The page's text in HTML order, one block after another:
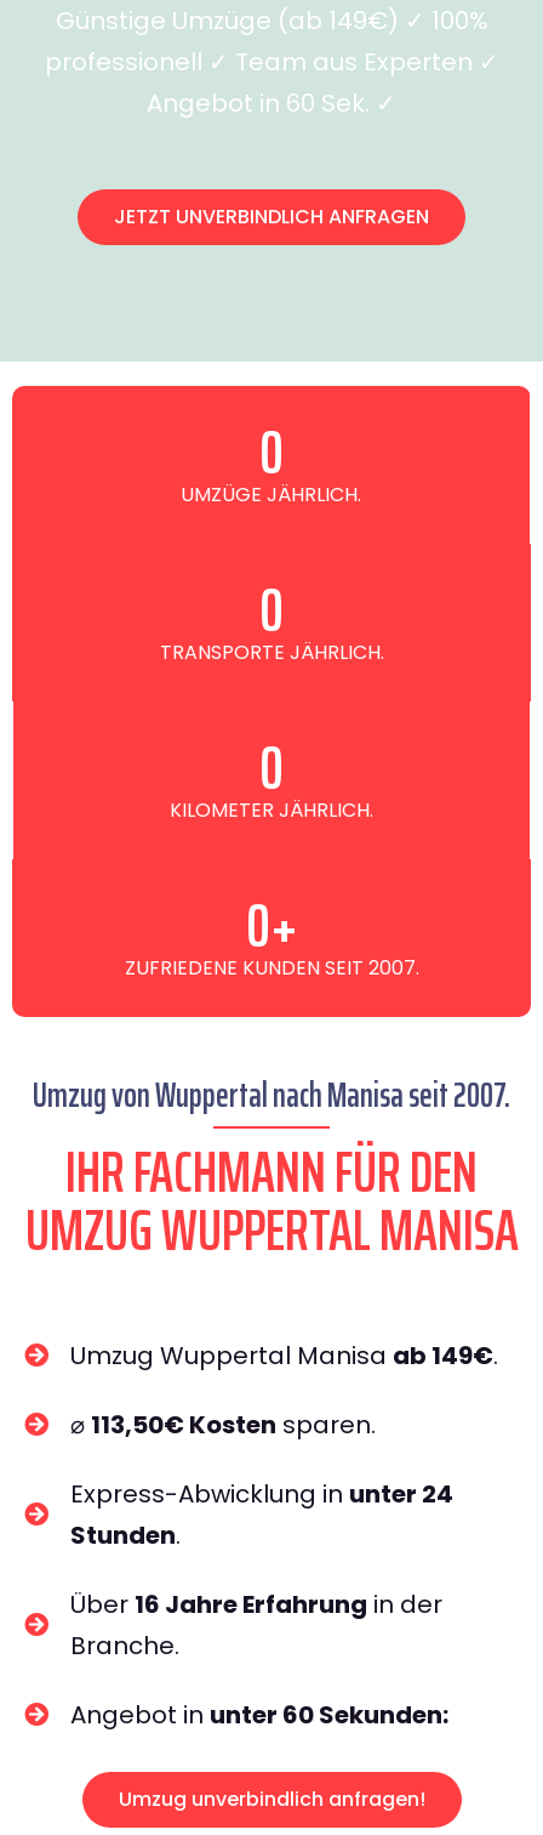
Günstige Umzüge (ab 149€) ✓ 100%
professionell ✓ Team aus Experten ✓
Angebot in 60 Sek. ✓
JETZT UNVERBINDLICH ANFRAGEN
UMZÜGE JÄHRLICH.
0
TRANSPORTE JÄHRLICH.
0
KILOMETER JÄHRLICH.
0
ZUFRIEDENE KUNDEN SEIT 2007.
0+
Umzug von Wuppertal nach Manisa seit 2007.
IHR FACHMANN FÜR DEN
UMZUG WUPPERTAL MANISA
Umzug Wuppertal Manisa ab 149€.
⌀ 113,50€ Kosten sparen.
Express-Abwicklung in unter 24
Stunden.
Über 16 Jahre Erfahrung in der
Branche.
Angebot in unter 60 Sekunden:
Umzug unverbindlich anfragen!